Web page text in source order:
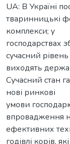
UA: В Україні
тваринницькі
комплекси; у
господарствах
сучасний рівень
виходять
Сучасний стан
нові ринкові
умови
впровадження
ефективних
годівлі корів, які